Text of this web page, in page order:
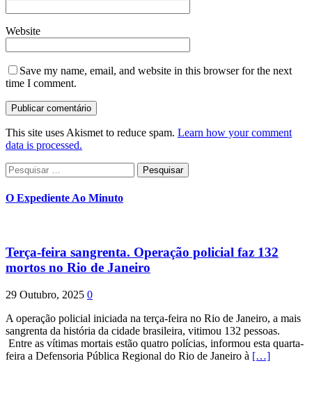
Website
Save my name, email, and website in this browser for the next
time I comment.
This site uses Akismet to reduce spam. Learn how your comment
data is processed.
Pesquisar
por:
O Expediente Ao Minuto
Terça-feira sangrenta. Operação policial faz 132
mortos no Rio de Janeiro
29 Outubro, 2025 0
A operação policial iniciada na terça-feira no Rio de Janeiro, a mais
sangrenta da história da cidade brasileira, vitimou 132 pessoas.
Entre as vítimas mortais estão quatro polícias, informou esta quarta-
feira a Defensoria Pública Regional do Rio de Janeiro à […]